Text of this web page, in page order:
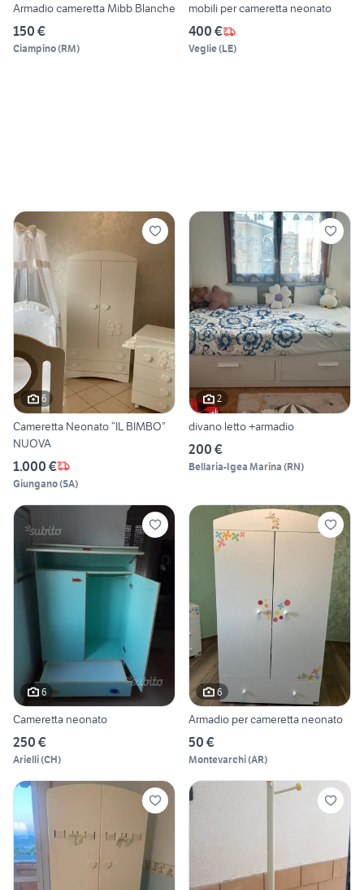
Armadio cameretta Mibb Blanche
150 €
Ciampino(RM)
mobili per cameretta neonato
400 €
Veglie(LE)
6
Cameretta Neonato “IL BIMBO”
NUOVA
1.000 €
Giungano(SA)
2
divano letto +armadio
200 €
Bellaria-Igea Marina (RN)
6
Cameretta neonato
250 €
Arielli(CH)
6
Armadio per cameretta neonato
50 €
Montevarchi(AR)